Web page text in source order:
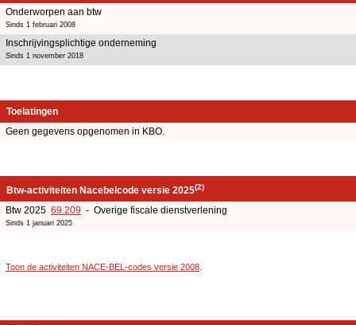
Onderworpen aan btw
Sinds 1 februari 2008
Inschrijvingsplichtige onderneming
Sinds 1 november 2018
Toelatingen
Geen gegevens opgenomen in KBO.
Btw-activiteiten Nacebelcode versie 2025(2)
Btw 2025 69.209 - Overige fiscale dienstverlening
Sinds 1 januari 2025
Toon de activiteiten NACE-BEL-codes versie 2008